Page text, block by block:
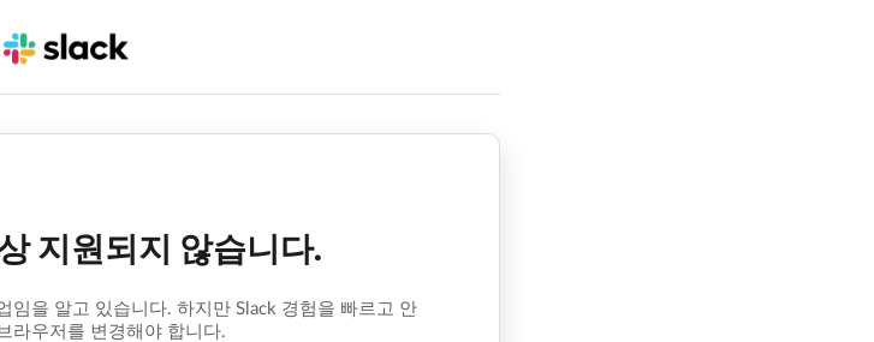
지원되지 않습니다.
임을 알고 있습니다. 하지만 Slack 경험을 빠르고 안
라우저를 변경해야 합니다.